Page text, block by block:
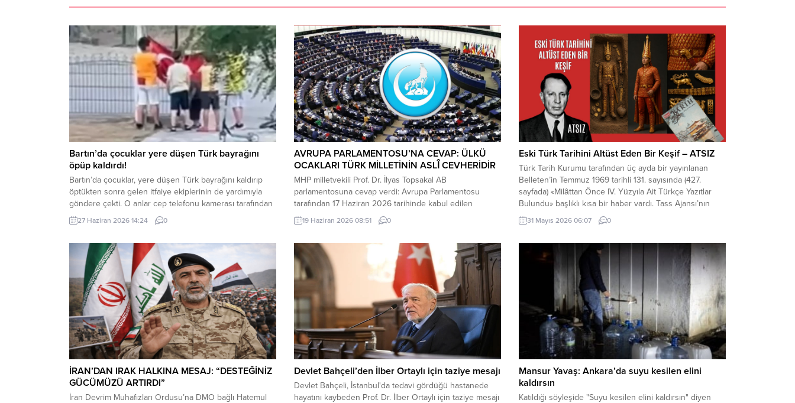
Bartın’da çocuklar yere düşen Türk bayrağını
öpüp kaldırdı!
Bartın’da çocuklar, yere düşen Türk bayrağını kaldırıp
öptükten sonra gelen itfaiye ekiplerinin de yardımıyla
göndere çekti. O anlar cep telefonu kamerası tarafından
kaydedildi. Yerden kaldırıp öptüler Kemerköprü
Mahallesi’nde dün akşam saatlerinde Cumhuriyet Parkı
nedeniyle ipinin kopmasıyla yere düştü. Bu sırada parkta
oynayan çocuklar yere...
27 Haziran 2026 14:24 0
AVRUPA PARLAMENTOSU’NA CEVAP: ÜLKÜ
OCAKLARI TÜRK MİLLETİNİN ASLÎ CEVHERİDİR
MHP milletvekili Prof. Dr. İlyas Topsakal AB
parlamentosuna cevap verdi: Avrupa Parlamentosu
tarafından 17 Haziran 2026 tarihinde kabul edilen
Türkiye Raporu, teknik bir ilerleme belgesi olmaktan
ziyade, Türkiye-AB ilişkilerinin gerilimli fay hatlarını
alan bir siyasi pozisyon belgesi niteliğindedir. Raporun
içeriği, Türkiye’nin iç siyasi dengelerine...
19 Haziran 2026 08:51 0
Eski Türk Tarihini Altüst Eden Bir Keşif – ATSIZ
Türk Tarih Kurumu tarafından üç ayda bir yayınlanan
Belleten’in Temmuz 1969 tarihli 131. sayısında (427.
sayfada) «Milâttan Önce IV. Yüzyıla Ait Türkçe Yazıtlar
Bulundu» başlıklı kısa bir haber vardı. Tass Ajansı’nın
Alma Ata kaynaklı bir haberinde, bu yazıtlarda yapılan
incelemelere göre, bunların Milât’tan Önce IV. Yüzyılda
31 Mayıs 2026 06:07 0
İRAN’DAN IRAK HALKINA MESAJ: “DESTEĞİNİZ
GÜCÜMÜZÜ ARTIRDI”
İran Devrim Muhafızları Ordusu’na DMO bağlı Hatemul
Devlet Bahçeli’den İlber Ortaylı için taziye mesajı
Devlet Bahçeli, İstanbul'da tedavi gördüğü hastanede
hayatını kaybeden Prof. Dr. İlber Ortaylı için taziye mesajı
Mansur Yavaş: Ankara’da suyu kesilen elini
kaldırsın
Katıldığı söyleşide "Suyu kesilen elini kaldırsın" diyen